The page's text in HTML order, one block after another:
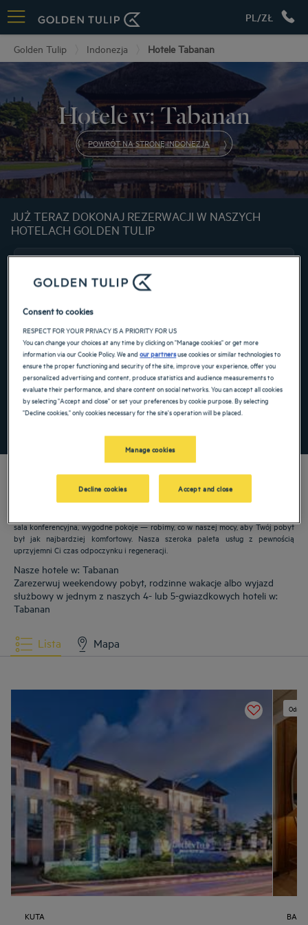
PL/ZŁ
Golden Tulip Indonezja Hotele Tabanan
Hotele w: Tabanan
POWRÓT NA STRONĘ INDONEZJA
JUŻ TERAZ DOKONAJ REZERWACJI W NASZYCH
HOTELACH GOLDEN TULIP
Navigate forward to interact with the calendar and select a date. Press the
Navigate backward to interact with the
Dodaj specjalny kod
sala konferencyjna, wygodne pokoje — robimy, co w naszej mocy, aby Twój pobyt
był jak najbardziej komfortowy. Nasza szeroka paleta usług z pewnością
uprzyjemni Ci czas odpoczynku i regeneracji.
Nasze hotele w: Tabanan
Zarezerwuj weekendowy pobyt, rodzinne wakacje albo wyjazd
służbowy w jednym z naszych 4- lub 5-gwiazdkowych hoteli w:
Tabanan
Lista Mapa
KUTA
BALI
Consent to cookies
RESPECT FOR YOUR PRIVACY IS A PRIORITY FOR US
You can change your choices at any time by clicking on "Manage cookies" or get more
information via our Cookie Policy. We andour partnersuse cookies or similar technologies to
ensure the proper functioning and security of the site, improve your experience, offer you
personalized advertising and content, produce statistics and audience measurements to
evaluate their performance, and share content on social networks. You can accept all cookies
by selecting "Accept and close" or set your preferences by cookie purpose. By selecting
"Decline cookies," only cookies necessary for the site's operation will be placed.
Manage cookies
Decline cookies Accept and close